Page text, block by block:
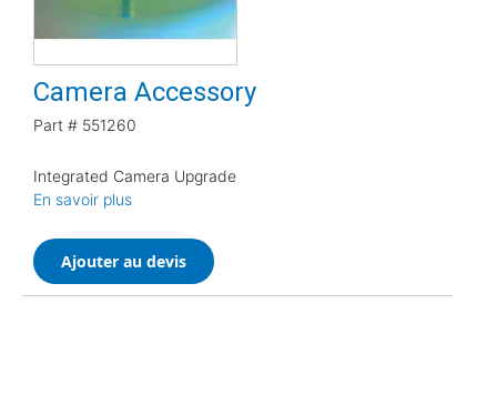
Camera Accessory
Part # 551260
Integrated Camera Upgrade
En savoir plus
Ajouter au devis